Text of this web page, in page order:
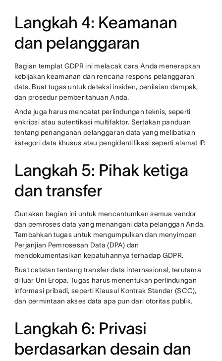
Langkah 4: Keamanan
dan pelanggaran
Bagian templat GDPR ini melacak cara Anda menerapkan
kebijakan keamanan dan rencana respons pelanggaran
data. Buat tugas untuk deteksi insiden, penilaian dampak,
dan prosedur pemberitahuan Anda.
Anda juga harus mencatat perlindungan teknis, seperti
enkripsi atau autentikasi multifaktor. Sertakan panduan
tentang penanganan pelanggaran data yang melibatkan
kategori data khusus atau pengidentifikasi seperti alamat IP.
Langkah 5: Pihak ketiga
dan transfer
Gunakan bagian ini untuk mencantumkan semua vendor
dan pemroses data yang menangani data pelanggan Anda.
Tambahkan tugas untuk mengumpulkan dan menyimpan
Perjanjian Pemrosesan Data (DPA) dan
mendokumentasikan kepatuhannya terhadap GDPR.
Buat catatan tentang transfer data internasional, terutama
di luar Uni Eropa. Tugas harus menentukan perlindungan
informasi pribadi, seperti Klausul Kontrak Standar (SCC),
dan permintaan akses data apa pun dari otoritas publik.
Langkah 6: Privasi
berdasarkan desain dan